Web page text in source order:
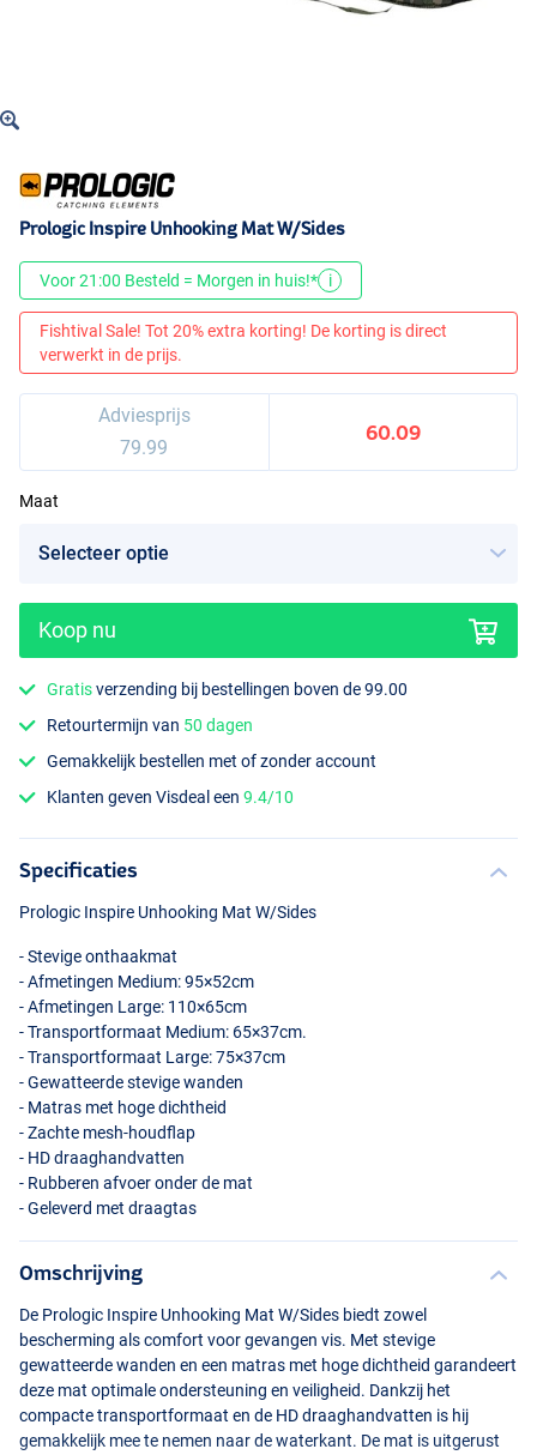
Prologic Inspire Unhooking Mat W/Sides
Voor 21:00 Besteld = Morgen in huis!* i
Fishtival Sale! Tot 20% extra korting! De korting is direct
verwerkt in de prijs.
Adviesprijs
79.99
60.09
Maat
Koop nu
Gratisverzending bij bestellingen boven de 99.00
Retourtermijn van 50 dagen
Gemakkelijk bestellen met of zonder account
Klanten geven Visdeal een9.4/10
Specificaties
Prologic Inspire Unhooking Mat W/Sides
- Stevige onthaakmat
- Afmetingen Medium: 95×52cm
- Afmetingen Large: 110×65cm
- Transportformaat Medium: 65×37cm.
- Transportformaat Large: 75×37cm
- Gewatteerde stevige wanden
- Matras met hoge dichtheid
- Zachte mesh-houdflap
- HD draaghandvatten
- Rubberen afvoer onder de mat
- Geleverd met draagtas
Omschrijving
De Prologic Inspire Unhooking Mat W/Sides biedt zowel
bescherming als comfort voor gevangen vis. Met stevige
gewatteerde wanden en een matras met hoge dichtheid garandeert
deze mat optimale ondersteuning en veiligheid. Dankzij het
compacte transportformaat en de HD draaghandvatten is hij
gemakkelijk mee te nemen naar de waterkant. De mat is uitgerust